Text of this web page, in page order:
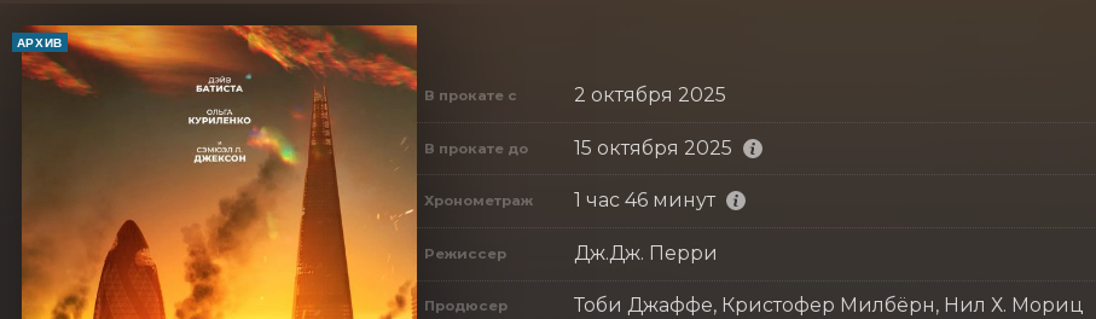
АРХИВ
В прокате с 2 октября 2025
В прокате до 15 октября 2025
Хронометраж 1 час 46 минут
Режиссер Дж.Дж. Перри
Продюсер Тоби Джаффе, Кристофер Милбёрн, Нил Х. Мориц